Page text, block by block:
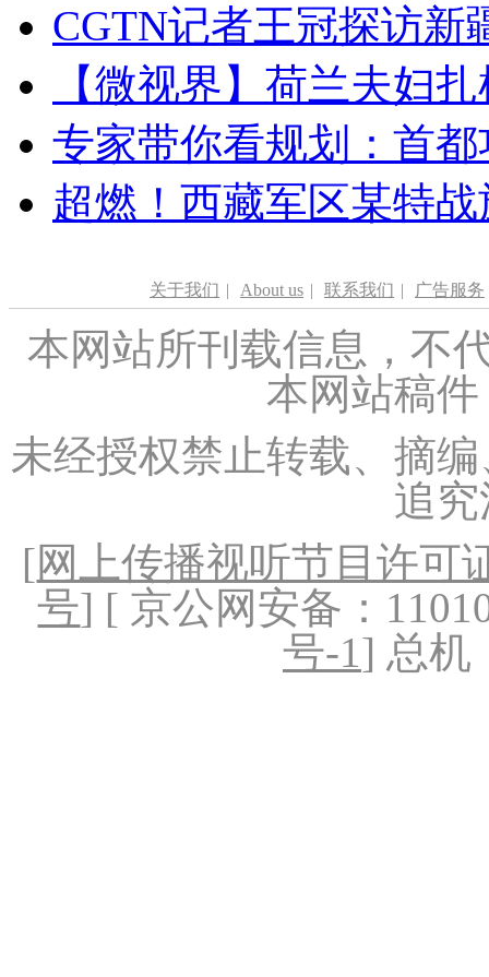
CGTN记者王冠探访新
【微视界】荷兰夫妇
专家带你看规划：首
超燃！西藏军区某特
关于我们 | About us | 联系我们 | 广告服务
本网站所刊载信息，不
本网站稿
未经授权禁止转载、摘
追
[网上传播视听节目许可
号] [ 京公网安备：
号-1] 总机